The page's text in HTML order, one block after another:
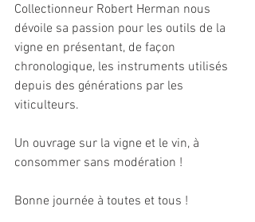
Collectionneur Robert Herman nous
dévoile sa passion pour les outils de la
vigne en présentant, de façon
chronologique, les instruments utilisés
depuis des générations par les
viticulteurs.
Un ouvrage sur la vigne et le vin, à
consommer sans modération !
Bonne journée à toutes et tous !